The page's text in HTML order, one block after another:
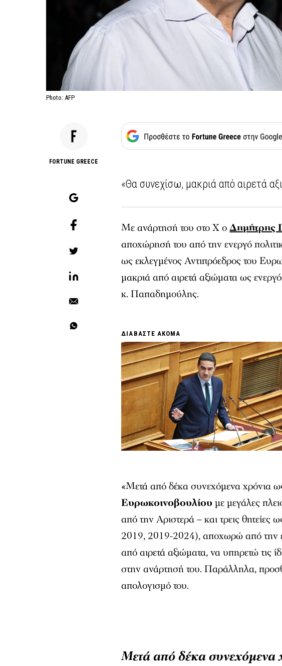
Photo: AFP
FORTUNE GREECE
«Θα συνεχίσω, μακριά από αιρετά
Με ανάρτησή του στο X οΔημήτρης
αποχώρησή του από την ενεργό
ως εκλεγμένος Αντιπρόεδρος του
μακριά από αιρετά αξιώματα ως
κ. Παπαδημούλης.
ΔΙΑΒΑΣΤΕ ΑΚΟΜΑ
«Μετά από δέκα συνεχόμενα χρόνια
Ευρωκοινοβουλίουμε μεγάλες
από την Αριστερά – και τρεις
2019, 2019-2024), αποχωρώ από την
από αιρετά αξιώματα, να υπηρετώ τις
στην ανάρτησή του. Παράλληλα,
απολογισμό του.
Μετά από δέκα συνεχόμενα